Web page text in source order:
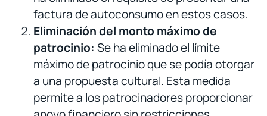
factura de autoconsumo en estos casos.
Eliminación del monto máximo de
patrocinio: Se ha eliminado el límite
máximo de patrocinio que se podía otorgar
a una propuesta cultural. Esta medida
permite a los patrocinadores proporcionar